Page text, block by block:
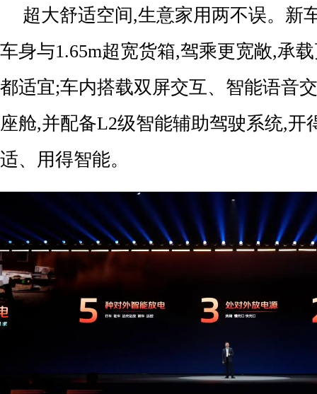
超大舒适空间,生意家用两不误。新
车身与1.65m超宽货箱,驾乘更宽敞,承
都适宜;车内搭载双屏交互、智能语音
座舱,并配备L2级智能辅助驾驶系统,开
适、用得智能。